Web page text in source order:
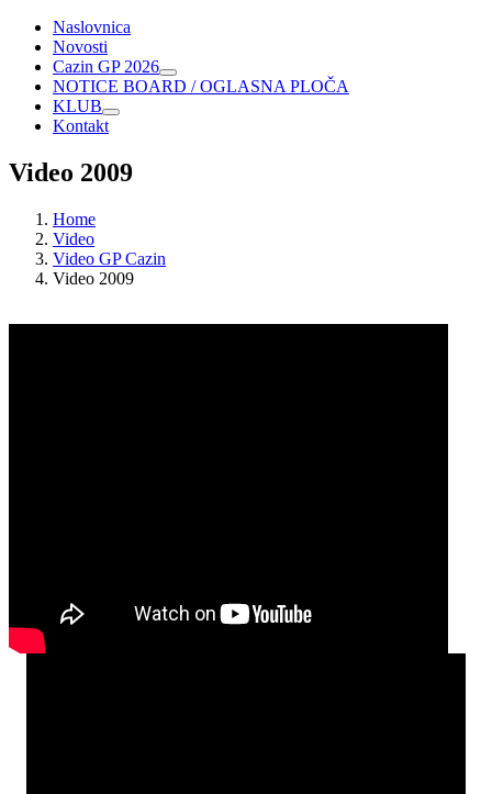
Naslovnica
Novosti
Cazin GP 2026
NOTICE BOARD / OGLASNA PLOČA
KLUB
Kontakt
Video 2009
Home
Video
Video GP Cazin
Video 2009